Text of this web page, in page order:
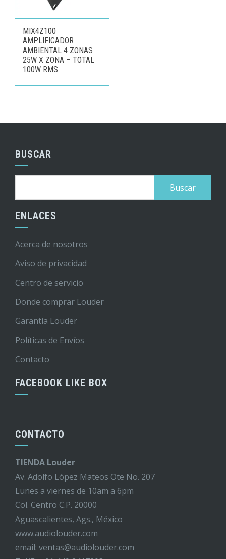
MIX4Z100
AMPLIFICADOR
AMBIENTAL 4 ZONAS
25W X ZONA – TOTAL
100W RMS
BUSCAR
ENLACES
Acerca de nosotros
Aviso de privacidad
Centro de servicio
Donde comprar Louder
Garantía Louder
Políticas de Envíos
Contacto
FACEBOOK LIKE BOX
CONTACTO
TIENDA Louder
Av. Adolfo López Mateos Ote No. 207
Lunes a viernes de 10am a 6pm
Col. Centro C.P. 20000
Aguascalientes, Ags., México
www.audiolouder.com
email: ventas@audiolouder.com